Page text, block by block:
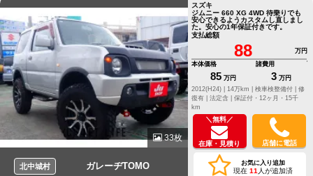
33枚
北中城村 ガレーヂTOMO
スズキ
ジムニー 660 XG 4WD 待乗りでも
安心できるようカスタムし直しまし
た。安心の1年保証付きです。
支払総額
88
万円
本体価格
85 万円
諸費用
3 万円
2012(H24) |
14万km | 検車検整備付 | 修
復有 | 法定含 | 保証付・12ヶ月・15千
km
＼無料／
在庫・見積り 店舗に電話
お気に入り追加
現在 11 人が追加済